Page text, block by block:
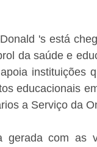
's está
da saúde e
instituições
educacionais
a Serviço da
gerada com as